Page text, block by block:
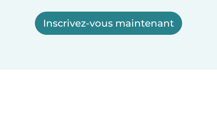
Inscrivez-vous maintenant